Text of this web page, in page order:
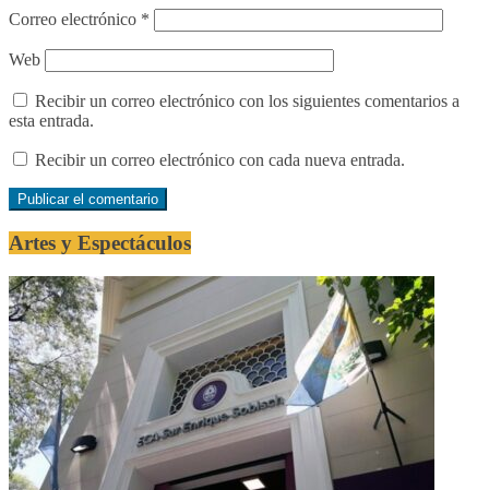
Correo electrónico *
Web
Recibir un correo electrónico con los siguientes comentarios a
esta entrada.
Recibir un correo electrónico con cada nueva entrada.
Artes y Espectáculos